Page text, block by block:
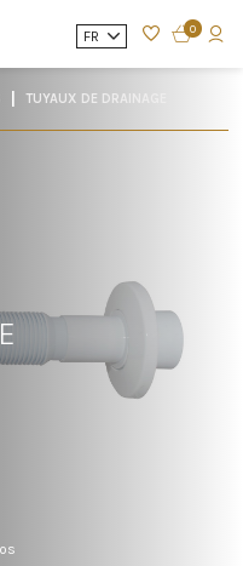
FR 0
TUYAUX DE DRAINAGE